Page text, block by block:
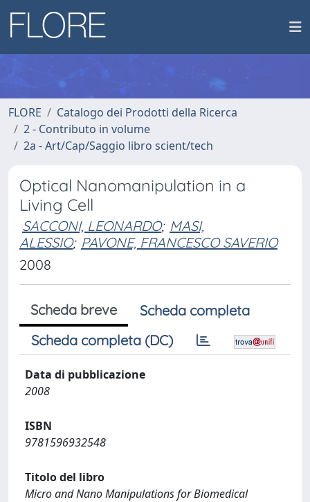
FLORE
Catalogo dei Prodotti della Ricerca
2 - Contributo in volume
2a - Art/Cap/Saggio libro scient/tech
Optical Nanomanipulation in a
Living Cell
SACCONI, LEONARDO; MASI,
ALESSIO; PAVONE, FRANCESCO SAVERIO
2008
Scheda breve
Scheda completa
Scheda completa (DC)
Data di pubblicazione
2008
ISBN
9781596932548
Titolo del libro
Micro and Nano Manipulations for Biomedical